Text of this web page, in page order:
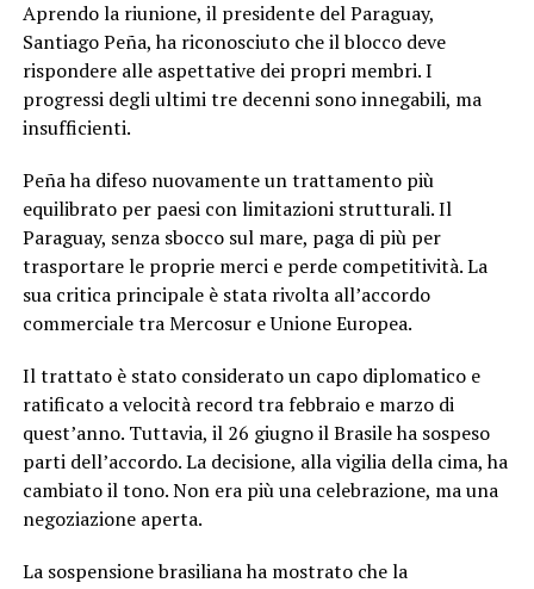
Aprendo la riunione, il presidente del Paraguay,
Santiago Peña, ha riconosciuto che il blocco deve
rispondere alle aspettative dei propri membri. I
progressi degli ultimi tre decenni sono innegabili, ma
insufficienti.
Peña ha difeso nuovamente un trattamento più
equilibrato per paesi con limitazioni strutturali. Il
Paraguay, senza sbocco sul mare, paga di più per
trasportare le proprie merci e perde competitività. La
sua critica principale è stata rivolta all’accordo
commerciale tra Mercosur e Unione Europea.
Il trattato è stato considerato un capo diplomatico e
ratificato a velocità record tra febbraio e marzo di
quest’anno. Tuttavia, il 26 giugno il Brasile ha sospeso
parti dell’accordo. La decisione, alla vigilia della cima, ha
cambiato il tono. Non era più una celebrazione, ma una
negoziazione aperta.
La sospensione brasiliana ha mostrato che la